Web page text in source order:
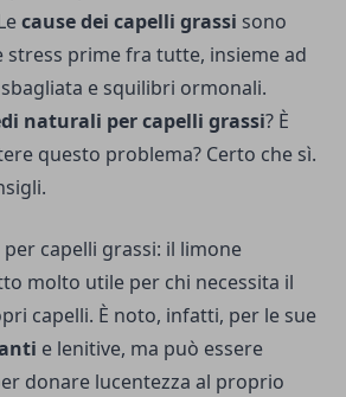
cause dei capelli grassi sono
stress prime fra tutte, insieme ad
e squilibri ormonali.
naturali per capelli grassi? È
questo problema? Certo che sì.
capelli grassi: il limone
molto utile per chi necessita il
capelli. È noto, infatti, per le sue
e lenitive, ma può essere
donare lucentezza al proprio